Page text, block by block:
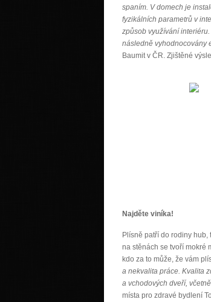
spaním. V domech je
fyzikálních parametrů v
způsob využívání
následně vyhodnocovány
Baumit v ČR. Zjištěné
Najděte viníka!
Plísně patří do rodiny
na stěnách se tvoří mokré
kdo za to může, že vám
a nekvalita práce. Kvalita
a vchodových dveří,
místa pro zdravé bydlení